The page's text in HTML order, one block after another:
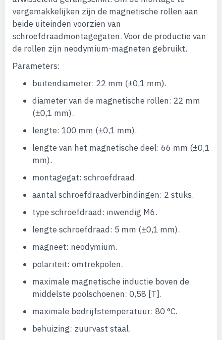
vergemakkelijken zijn de magnetische rollen aan
beide uiteinden voorzien van
schroefdraadmontagegaten. Voor de productie van
de rollen zijn neodymium-magneten gebruikt.
Parameters:
buitendiameter: 22 mm (±0,1 mm).
diameter van de magnetische rollen: 22 mm
(±0,1 mm).
lengte: 100 mm (±0,1 mm).
lengte van het magnetische deel: 66 mm (±0,1
mm).
montagegat: schroefdraad.
aantal schroefdraadverbindingen: 2 stuks.
type schroefdraad: inwendig M6.
lengte schroefdraad: 5 mm (±0,1 mm).
magneet: neodymium.
polariteit: omtrekpolen.
maximale magnetische inductie boven de
middelste poolschoenen: 0,58 [T].
maximale bedrijfstemperatuur: 80 °C.
behuizing: zuurvast staal.